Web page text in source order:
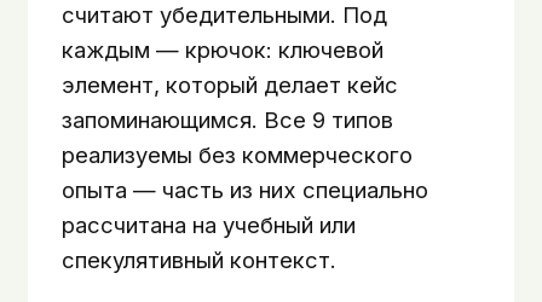
считают убедительными. Под
каждым — крючок: ключевой
элемент, который делает кейс
запоминающимся. Все 9 типов
реализуемы без коммерческого
опыта — часть из них специально
рассчитана на учебный или
спекулятивный контекст.